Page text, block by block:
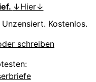
↓Hier↓
Kostenlos.
schreiben